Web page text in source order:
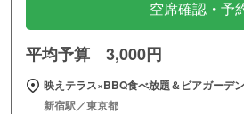
空席確認・予
平均予算 3,000円
映えテラス×BBQ食べ放題＆ビアガーデ
新宿駅／東京都